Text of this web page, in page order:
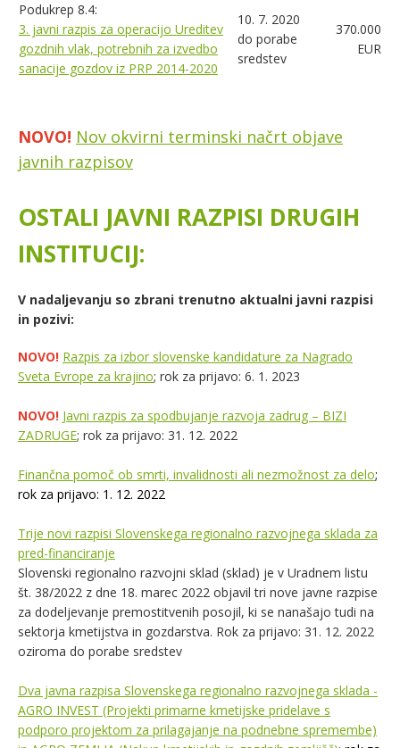
Podukrep 8.4:
3. javni razpis za operacijo Ureditev
gozdnih vlak, potrebnih za izvedbo
sanacije gozdov iz PRP 2014-2020
10. 7. 2020
do porabe
sredstev
370.000
EUR
NOVO! Nov okvirni terminski načrt objave
javnih razpisov
OSTALI JAVNI RAZPISI DRUGIH
INSTITUCIJ:
V nadaljevanju so zbrani trenutno aktualni javni razpisi
in pozivi:
NOVO! Razpis za izbor slovenske kandidature za Nagrado
Sveta Evrope za krajino; rok za prijavo: 6. 1. 2023
NOVO! Javni razpis za spodbujanje razvoja zadrug – BIZI
ZADRUGE; rok za prijavo: 31. 12. 2022
Finančna pomoč ob smrti, invalidnosti ali nezmožnost za delo;
rok za prijavo: 1. 12. 2022
Trije novi razpisi Slovenskega regionalno razvojnega sklada za
pred-financiranje
Slovenski regionalno razvojni sklad (sklad) je v Uradnem listu
št. 38/2022 z dne 18. marec 2022 objavil tri nove javne razpise
za dodeljevanje premostitvenih posojil, ki se nanašajo tudi na
sektorja kmetijstva in gozdarstva. Rok za prijavo: 31. 12. 2022
oziroma do porabe sredstev
Dva javna razpisa Slovenskega regionalno razvojnega sklada -
AGRO INVEST (Projekti primarne kmetijske pridelave s
podporo projektom za prilagajanje na podnebne spremembe)